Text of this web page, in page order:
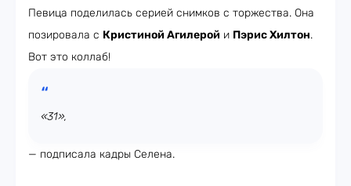
Певица поделилась серией снимков с торжества. Она
позировала c Кристиной Агилерой и Пэрис Хилтон.
Вот это коллаб!
«31»,
— подписала кадры Селена.